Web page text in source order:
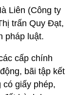
Liên (Công ty
trấn Quy Đạt,
pháp luật.
cấp chính
bãi tập kết
có giấy phép,